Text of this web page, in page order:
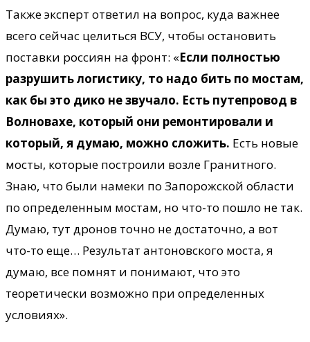
Также эксперт ответил на вопрос, куда важнее
всего сейчас целиться ВСУ, чтобы остановить
поставки россиян на фронт: «Если полностью
разрушить логистику, то надо бить по мостам,
как бы это дико не звучало. Есть путепровод в
Волновахе, который они ремонтировали и
который, я думаю, можно сложить. Есть новые
мосты, которые построили возле Гранитного.
Знаю, что были намеки по Запорожской области
по определенным мостам, но что-то пошло не так.
Думаю, тут дронов точно не достаточно, а вот
что-то еще… Результат антоновского моста, я
думаю, все помнят и понимают, что это
теоретически возможно при определенных
условиях».